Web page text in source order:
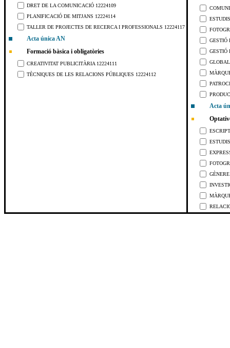
DRET DE LA COMUNICACIÓ 12224109
PLANIFICACIÓ DE MITJANS 12224114
TALLER DE PROJECTES DE RECERCA I PROFESSIONALS 12224117
Acta única AN
Formació bàsica i obligatòries
CREATIVITAT PUBLICITÀRIA 12224111
TÈCNIQUES DE LES RELACIONS PÚBLIQUES 12224112
GESTIÓ
GESTIÓ
Acta